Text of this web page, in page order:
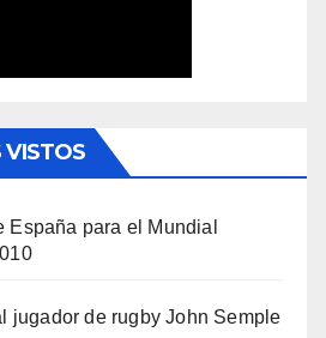
VISTOS
España para el Mundial
jugador de rugby John Semple